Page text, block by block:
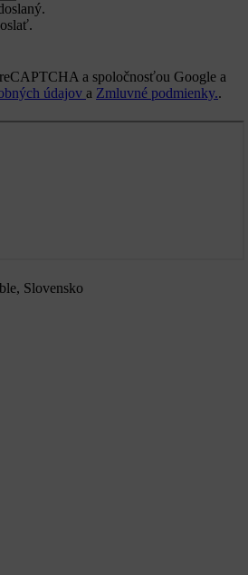
a spoločnosťou Google a
údajov a Zmluvné podmienky..
Slovensko